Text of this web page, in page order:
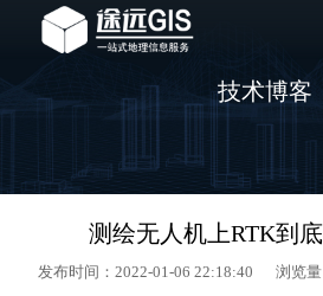
技术博客
测绘无人机上RTK到
发布时间：2022-01-06 22:18:40 浏览